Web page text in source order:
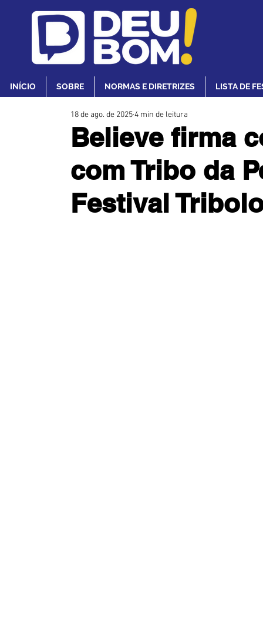
INÍCIO SOBRE NORMAS E DIRETRIZES LISTA DE
Believe firma
com Tribo da
Festival
18 de ago. de 20254 min de leitura